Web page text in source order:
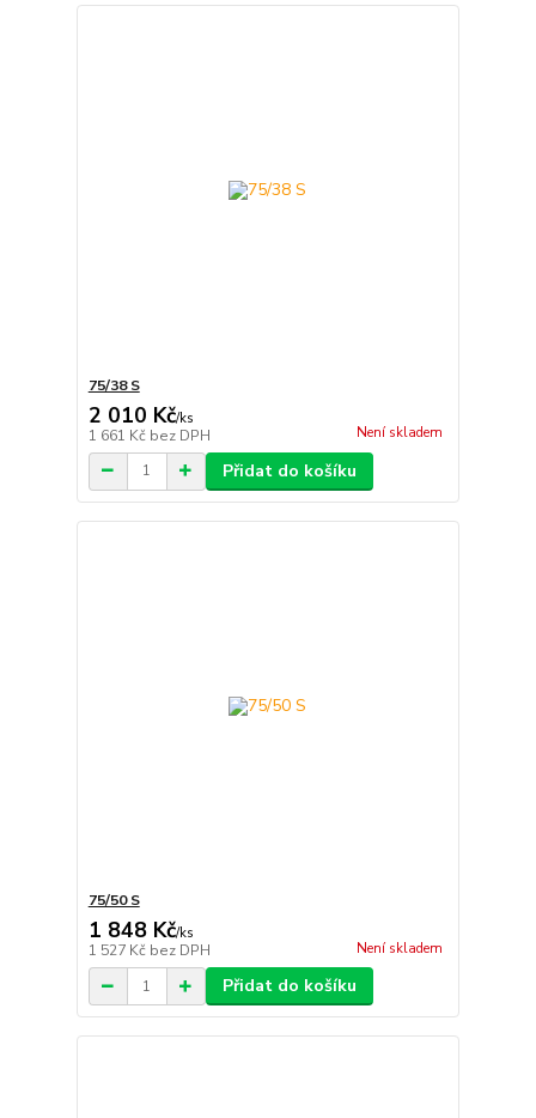
75/38 S
2 010 Kč/ks
1 661 Kč bez DPH Není skladem
Přidat do košíku
75/50 S
1 848 Kč/ks
1 527 Kč bez DPH Není skladem
Přidat do košíku